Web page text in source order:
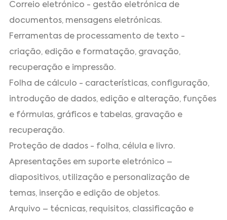
Correio eletrónico - gestão eletrónica de
documentos, mensagens eletrónicas.
Ferramentas de processamento de texto -
criação, edição e formatação, gravação,
recuperação e impressão.
Folha de cálculo - características, configuração,
introdução de dados, edição e alteração, funções
e fórmulas, gráficos e tabelas, gravação e
recuperação.
Proteção de dados - folha, célula e livro.
Apresentações em suporte eletrónico –
diapositivos, utilização e personalização de
temas, inserção e edição de objetos.
Arquivo – técnicas, requisitos, classificação e